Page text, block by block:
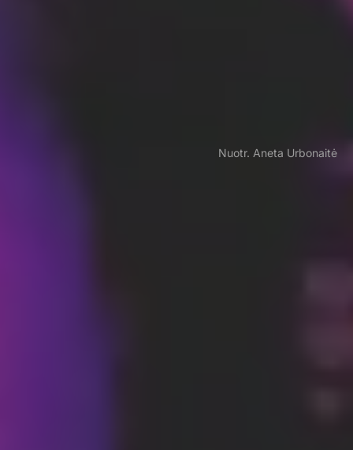
Nuotr. Aneta Urbonaitė